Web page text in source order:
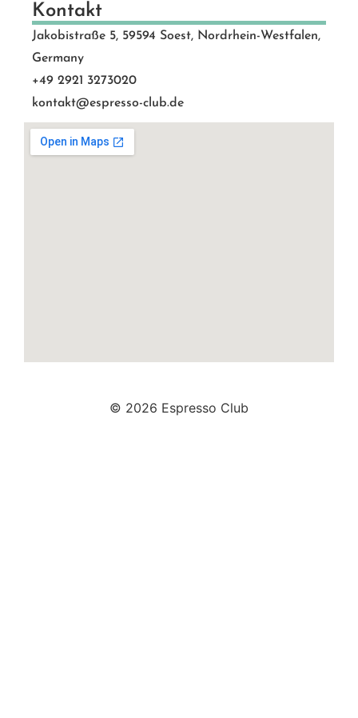
Kontakt
Jakobistraße 5, 59594 Soest, Nordrhein-Westfalen,
Germany
+49 2921 3273020
kontakt@espresso-club.de
© 2026 Espresso Club